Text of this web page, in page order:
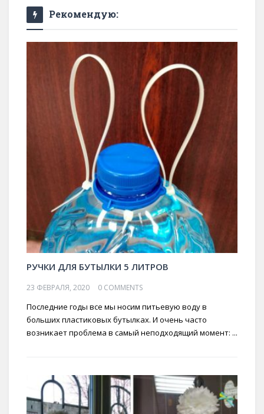
Рекомендую:
РУЧКИ ДЛЯ БУТЫЛКИ 5 ЛИТРОВ
23 ФЕВРАЛЯ, 2020 0 COMMENTS
Последние годы все мы носим питьевую воду в
больших пластиковых бутылках. И очень часто
возникает проблема в самый неподходящий момент: ...